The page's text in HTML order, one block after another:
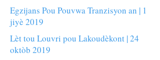
Egzijans Pou Pouvwa Tranzisyon an | 1
jiyè 2019
Lèt tou Louvri pou Lakoudèkont | 24
oktòb 2019